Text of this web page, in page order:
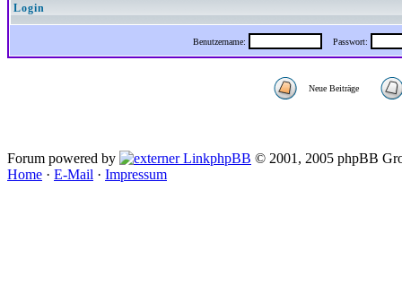
Login
Benutzername: Passwort:
Neue Beiträge
Forum powered by phpBB © 2001, 2005 phpBB
Home · E-Mail · Impressum